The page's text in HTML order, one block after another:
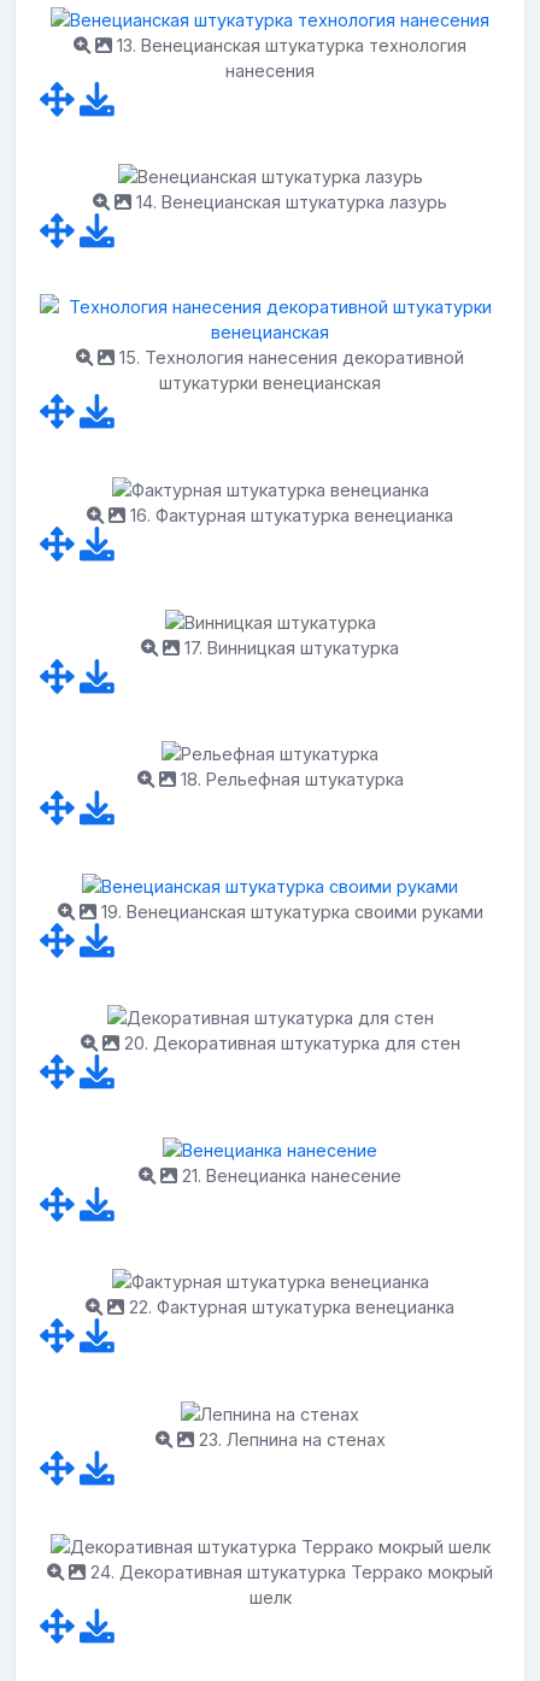
13. Венецианская штукатурка технология
нанесения
14. Венецианская штукатурка лазурь
15. Технология нанесения декоративной
штукатурки венецианская
16. Фактурная штукатурка венецианка
17. Винницкая штукатурка
18. Рельефная штукатурка
19. Венецианская штукатурка своими руками
20. Декоративная штукатурка для стен
21. Венецианка нанесение
22. Фактурная штукатурка венецианка
23. Лепнина на стенах
24. Декоративная штукатурка Террако мокрый
шелк